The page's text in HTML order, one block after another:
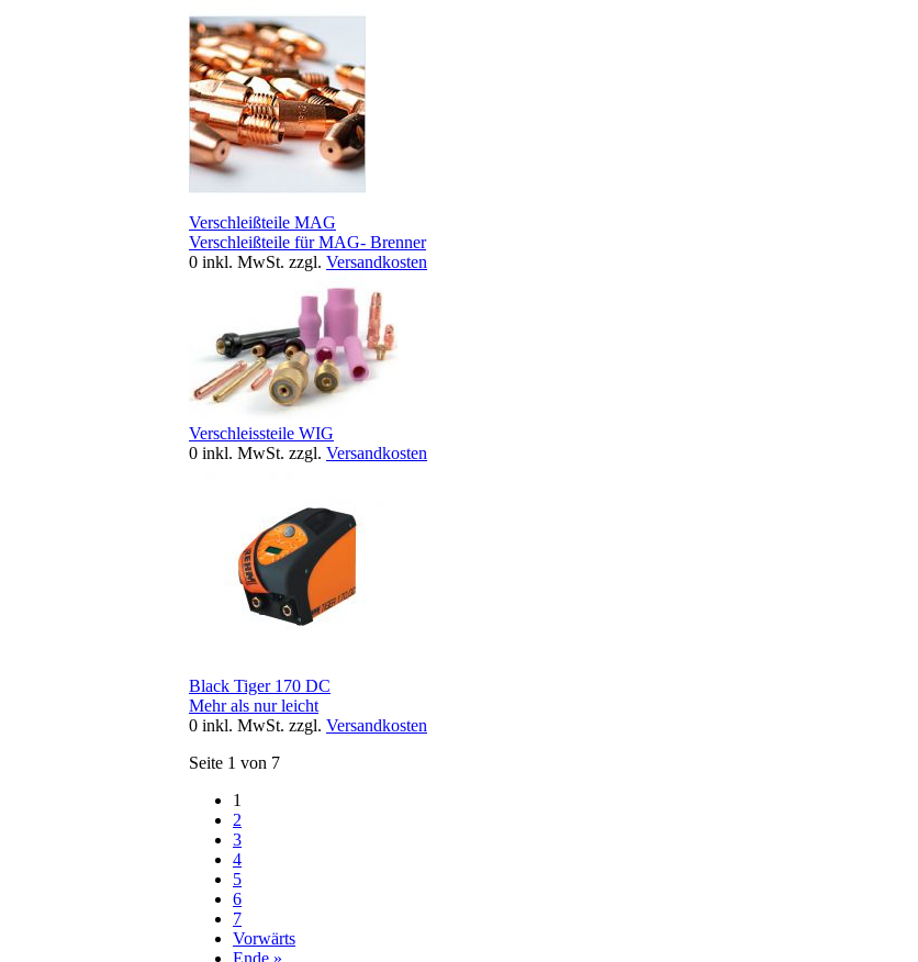
Verschleißteile MAG
Verschleißteile für MAG- Brenner
0 inkl. MwSt. zzgl. Versandkosten
Verschleissteile WIG
0 inkl. MwSt. zzgl. Versandkosten
Black Tiger 170 DC
Mehr als nur leicht
0 inkl. MwSt. zzgl. Versandkosten
Seite 1 von 7
1
2
3
4
5
6
7
Vorwärts
Ende »